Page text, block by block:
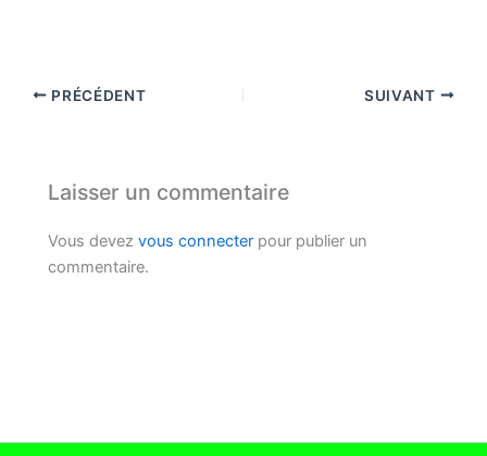
PRÉCÉDENT SUIVANT
Laisser un commentaire
Vous devezvous connecter pour publier un
commentaire.